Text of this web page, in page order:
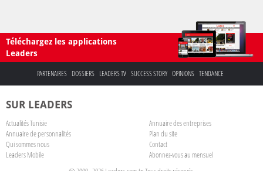
Téléchargez les applications
Leaders
PARTENAIRES DOSSIERS LEADERS TV SUCCESS STORY OPINIONS TENDANCE
SUR LEADERS
Actualités Tunisie
Annuaire des entreprises
Annuaire de personnalités
Plan du site
Qui sommes nous
Contact
Leaders Mobile
Abonnez-vous au mensuel